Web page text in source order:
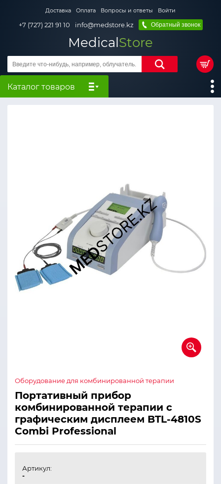
Доставка Оплата Вопросы и ответы Войти
+7 (727) 221 91 10 info@medstore.kz Обратный звонок
MedicalStore
Каталог товаров
Оборудование для комбинированной терапии
Портативный прибор
комбинированной терапии с
графическим дисплеем BTL-4810S
Combi Professional
Артикул:
-